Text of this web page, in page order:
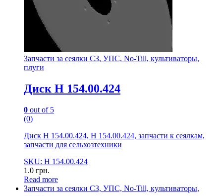
Запчасти за сеялки СЗ, УПС, No-Till, культиваторы,
плуги
Диск Н 154.00.424
0 out of 5
(0)
Диск Н 154.00.424, Н 154.00.424, запчасти к сеялкам,
запчасти для сельхозтехники
SKU: Н 154.00.424
1.0 грн.
Read more
Запчасти за сеялки СЗ, УПС, No-Till, культиваторы,